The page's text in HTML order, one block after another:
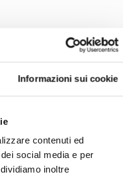
Informazioni sui cookie
contenuti ed
social media e per
inoltre